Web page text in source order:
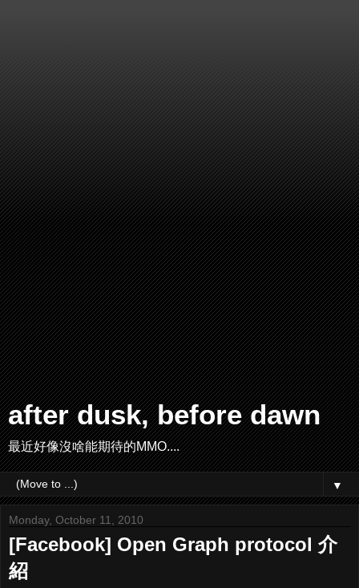
after dusk, before dawn
最近好像沒啥能期待的MMO....
▼
Monday, October 11, 2010
[Facebook] Open Graph protocol 介
紹